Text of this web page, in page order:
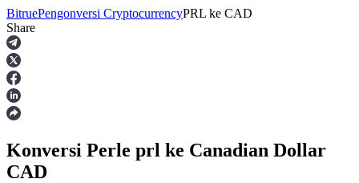
Berjangka
BitruePengonversi CryptocurrencyPRL ke CAD
Share
Konversi Perle prl ke Canadian Dollar
CAD